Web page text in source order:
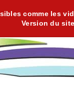
comme les
Version du